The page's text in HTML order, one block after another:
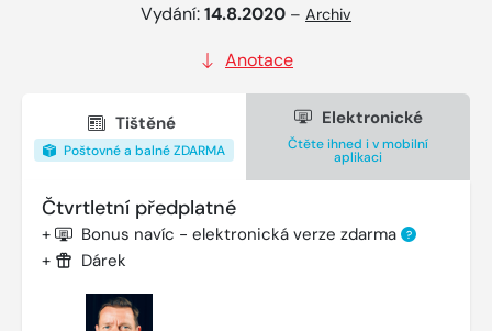
Vydání:14.8.2020 – Archiv
Anotace
Tištěné
Poštovné a balné ZDARMA
Elektronické
Čtěte ihned i v mobilní
aplikaci
Čtvrtletní předplatné
+ Bonus navíc - elektronická verze zdarma ?
+ Dárek